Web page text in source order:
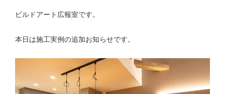
ビルドアート広報室です。
本日は施工実例の追加お知らせです。